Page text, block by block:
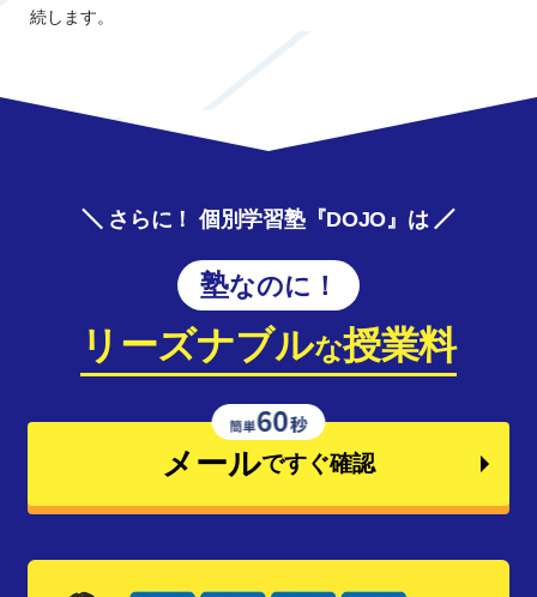
続します。
さらに！ 個別学習塾『DOJO』は
塾なのに！
リーズナブルな授業料
メールですぐ確認